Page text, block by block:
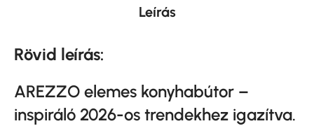
Leírás
Rövid leírás:
AREZZO elemes konyhabútor –
inspiráló 2026-os trendekhez igazítva.